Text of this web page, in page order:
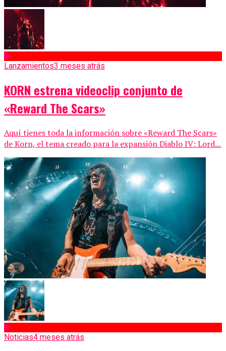
Lanzamientos3 meses atrás
KORN estrena videoclip conjunto de
«Reward The Scars»
Aquí tienes toda la información sobre «Reward The Scars»
de Korn, el tema creado para la expansión Diablo IV: Lord...
Noticias4 meses atrás